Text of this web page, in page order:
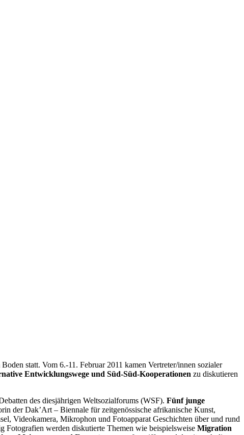
statt. Vom 6.-11. Februar 2011 kamen Vertreter/innen sozialer
Entwicklungswege und Süd-Süd-Kooperationen zu diskutieren
des diesjährigen Weltsozialforums (WSF). Fünf junge
der Dak’Art – Biennale für zeitgenössische afrikanische Kunst,
Videokamera, Mikrophon und Fotoapparat Geschichten über und rund
werden diskutierte Themen wie beispielsweise Migration